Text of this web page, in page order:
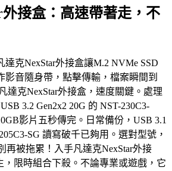
接盒：高速帶著走，不
克NexStar外接盒讓M.2 NVMe SSD
影音隨身帶，點擊傳輸，檔案瞬間到
達克NexStar外接盒，速度關鍵。處理
3.2 Gen2x2 20G 的 NST-230C3-
影片五秒傳完。日常備份，USB 3.1
SG 讀寫破千已夠用。選對型號，
再被拖累！入手凡達克NexStar外接
，限時組合下殺。不論專業或遊戲，它